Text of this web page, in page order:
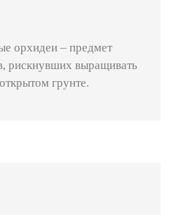
орхидеи – предмет
рискнувших выращивать
грунте.